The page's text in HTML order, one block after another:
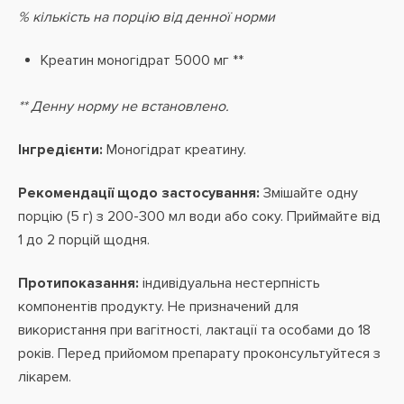
% кількість на порцію від денної норми
Креатин моногідрат 5000 мг **
** Денну норму не встановлено.
Інгредієнти: Моногідрат креатину.
Рекомендації щодо застосування: Змішайте одну
порцію (5 г) з 200-300 мл води або соку. Приймайте від
1 до 2 порцій щодня.
Протипоказання: індивідуальна нестерпність
компонентів продукту. Не призначений для
використання при вагітності, лактації та особами до 18
років. Перед прийомом препарату проконсультуйтеся з
лікарем.